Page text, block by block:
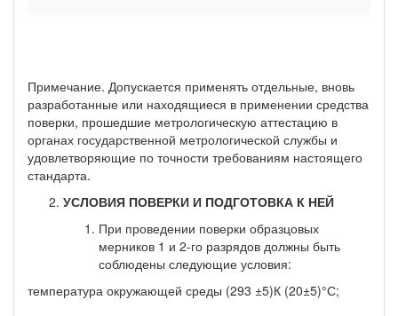
Примечание. Допускается применять отдельные, вновь
разработанные или находящиеся в применении средства
поверки, прошедшие метрологическую аттестацию в
органах государственной метрологической службы и
удовлетворя­ющие по точности требованиям настоящего
стандарта.
УСЛОВИЯ ПОВЕРКИ И ПОДГОТОВКА К НЕЙ
При проведении поверки образцовых
мерников 1 и 2-го разрядов должны быть
соблюдены следующие условия:
температура окружающей среды (293 ±5)К (20±5)°С;